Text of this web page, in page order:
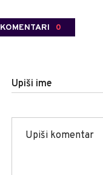
KOMENTARI 0
Upiši ime